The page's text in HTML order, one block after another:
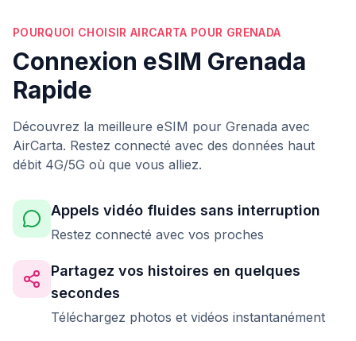
POURQUOI CHOISIR AIRCARTA POUR GRENADA
Connexion eSIM Grenada
Rapide
Découvrez la meilleure eSIM pour Grenada avec
AirCarta. Restez connecté avec des données haut
débit 4G/5G où que vous alliez.
Appels vidéo fluides sans interruption
Restez connecté avec vos proches
Partagez vos histoires en quelques
secondes
Téléchargez photos et vidéos instantanément